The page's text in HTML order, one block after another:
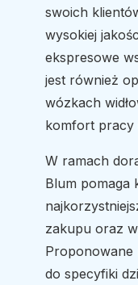
swoich
wysokiej
ekspresowe
jest również
wózkach
komfort pracy
W ramach
Blum pomaga
zakupu oraz
Proponowane
do specyfiki